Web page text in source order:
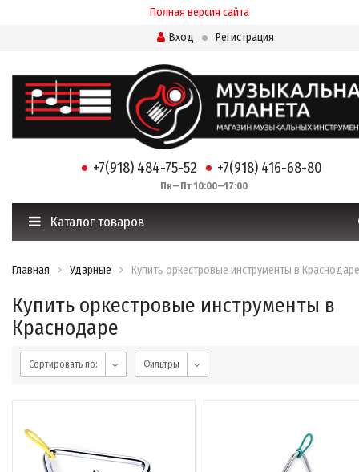
Полная версия сайта
Вход
Регистрация
+7(918) 484-75-52 +7(918) 416-68-80
Пн—Пт 10:00—17:00
Каталог товаров
Главная Ударные Купить оркестровые инструменты в Краснодаре
Купить оркестровые инструменты в
Краснодаре
Сортировать по: Фильтры